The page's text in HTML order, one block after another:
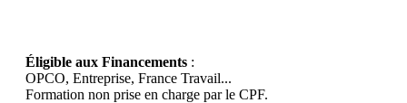
Éligible aux Financements :
OPCO, Entreprise, France Travail...
Formation non prise en charge par le CPF.